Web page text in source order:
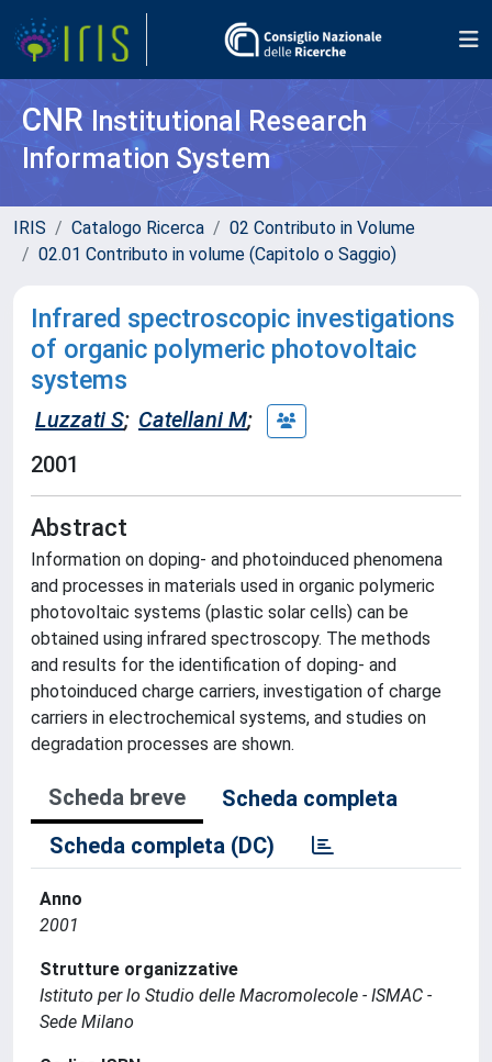
CNR Institutional Research
Information System
IRIS Catalogo Ricerca
02 Contributo in Volume
02.01 Contributo in volume (Capitolo o Saggio)
Infrared spectroscopic investigations
of organic polymeric photovoltaic
systems
Luzzati S; Catellani M;
2001
Abstract
Information on doping- and photoinduced phenomena
and processes in materials used in organic polymeric
photovoltaic systems (plastic solar cells) can be
obtained using infrared spectroscopy. The methods
and results for the identification of doping- and
photoinduced charge carriers, investigation of charge
carriers in electrochemical systems, and studies on
degradation processes are shown.
Scheda breve
Scheda completa
Scheda completa (DC)
Anno
2001
Strutture organizzative
Istituto per lo Studio delle Macromolecole - ISMAC -
Sede Milano